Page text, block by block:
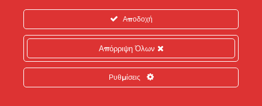
Επικοινωνία
© 2022 Intertech S.A. All Rights reserved.
Web Design & Development by
Αποδοχή
Απόρριψη Όλων
Ρυθμίσεις